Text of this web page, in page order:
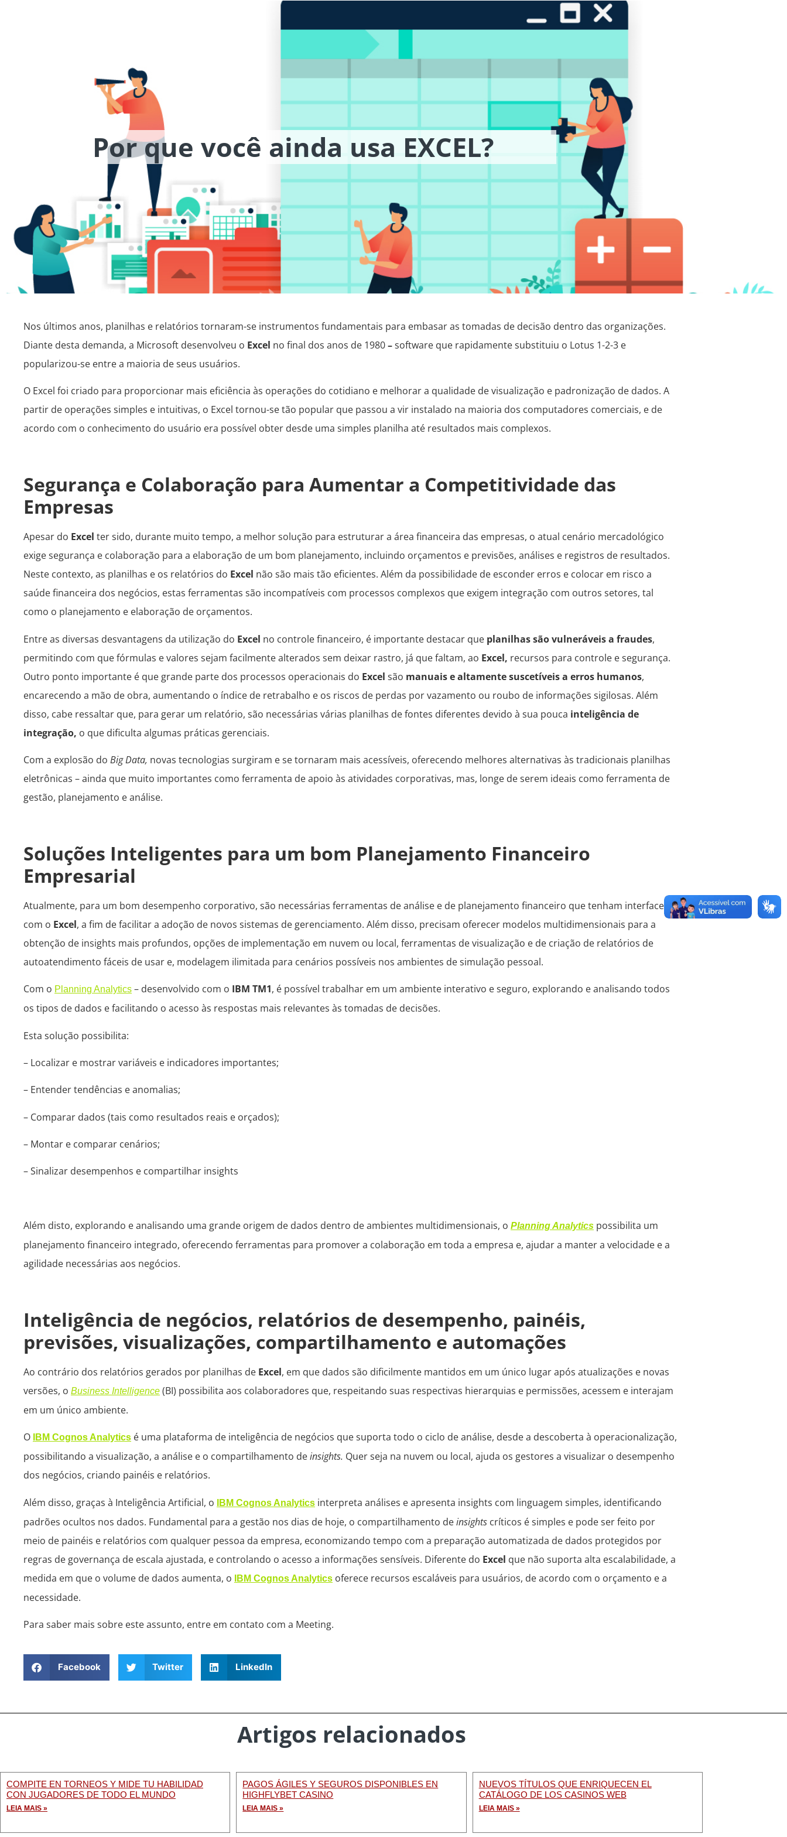
Por que você ainda usa EXCEL?
Nos últimos anos, planilhas e relatórios tornaram-se instrumentos fundamentais para embasar as tomadas de decisão dentro das organizações.
Diante desta demanda, a Microsoft desenvolveu o Excel no final dos anos de 1980–software que rapidamente substituiu o Lotus 1-2-3 e
popularizou-se entre a maioria de seus usuários.
O Excel foi criado para proporcionar mais eficiência às operações do cotidiano e melhorar a qualidade de visualização e padronização de dados. A
partir de operações simples e intuitivas, o Excel tornou-se tão popular que passou a vir instalado na maioria dos computadores comerciais, e de
acordo com o conhecimento do usuário era possível obter desde uma simples planilha até resultados mais complexos.
Segurança e Colaboração para Aumentar a Competitividade das
Empresas
Apesar do Excel ter sido, durante muito tempo, a melhor solução para estruturar a área financeira das empresas, o atual cenário mercadológico
exige segurança e colaboração para a elaboração de um bom planejamento, incluindo orçamentos e previsões, análises e registros de resultados.
Neste contexto, as planilhas e os relatórios do Excel não são mais tão eficientes. Além da possibilidade de esconder erros e colocar em risco a
saúde financeira dos negócios, estas ferramentas são incompatíveis com processos complexos que exigem integração com outros setores, tal
como o planejamento e elaboração de orçamentos.
Entre as diversas desvantagens da utilização do Excel no controle financeiro, é importante destacar que planilhas são vulneráveis a fraudes,
permitindo com que fórmulas e valores sejam facilmente alterados sem deixar rastro, já que faltam, ao Excel, recursos para controle e segurança.
Outro ponto importante é que grande parte dos processos operacionais do Excel são manuais e altamente suscetíveis a erros humanos,
encarecendo a mão de obra, aumentando o índice de retrabalho e os riscos de perdas por vazamento ou roubo de informações sigilosas. Além
disso, cabe ressaltar que, para gerar um relatório, são necessárias várias planilhas de fontes diferentes devido à sua pouca inteligência de
integração, o que dificulta algumas práticas gerenciais.
Com a explosão do Big Data, novas tecnologias surgiram e se tornaram mais acessíveis, oferecendo melhores alternativas às tradicionais planilhas
eletrônicas – ainda que muito importantes como ferramenta de apoio às atividades corporativas, mas, longe de serem ideais como ferramenta de
gestão, planejamento e análise.
Soluções Inteligentes para um bom Planejamento Financeiro
Empresarial
Atualmente, para um bom desempenho corporativo, são necessárias ferramentas de análise e de planejamento financeiro que tenham interface
com o Excel, a fim de facilitar a adoção de novos sistemas de gerenciamento. Além disso, precisam oferecer modelos multidimensionais para a
obtenção de insights mais profundos, opções de implementação em nuvem ou local, ferramentas de visualização e de criação de relatórios de
autoatendimento fáceis de usar e, modelagem ilimitada para cenários possíveis nos ambientes de simulação pessoal.
Com o Planning Analytics – desenvolvido com o IBM TM1, é possível trabalhar em um ambiente interativo e seguro, explorando e analisando todos
os tipos de dados e facilitando o acesso às respostas mais relevantes às tomadas de decisões.
Esta solução possibilita:
– Localizar e mostrar variáveis e indicadores importantes;
– Entender tendências e anomalias;
– Comparar dados (tais como resultados reais e orçados);
– Montar e comparar cenários;
– Sinalizar desempenhos e compartilhar insights
Além disto, explorando e analisando uma grande origem de dados dentro de ambientes multidimensionais, o Planning Analytics possibilita um
planejamento financeiro integrado, oferecendo ferramentas para promover a colaboração em toda a empresa e, ajudar a manter a velocidade e a
agilidade necessárias aos negócios.
Inteligência de negócios, relatórios de desempenho, painéis,
previsões, visualizações, compartilhamento e automações
Ao contrário dos relatórios gerados por planilhas de Excel, em que dados são dificilmente mantidos em um único lugar após atualizações e novas
versões, o Business Intelligence (BI) possibilita aos colaboradores que, respeitando suas respectivas hierarquias e permissões, acessem e interajam
em um único ambiente.
O IBM Cognos Analytics é uma plataforma de inteligência de negócios que suporta todo o ciclo de análise, desde a descoberta à operacionalização,
possibilitando a visualização, a análise e o compartilhamento deinsights. Quer seja na nuvem ou local, ajuda os gestores a visualizar o desempenho
dos negócios, criando painéis e relatórios.
Além disso, graças à Inteligência Artificial, o IBM Cognos Analytics interpreta análises e apresenta insights com linguagem simples, identificando
padrões ocultos nos dados. Fundamental para a gestão nos dias de hoje, o compartilhamento deinsights críticos é simples e pode ser feito por
meio de painéis e relatórios com qualquer pessoa da empresa, economizando tempo com a preparação automatizada de dados protegidos por
regras de governança de escala ajustada, e controlando o acesso a informações sensíveis. Diferente do Excel que não suporta alta escalabilidade, a
medida em que o volume de dados aumenta, o
IBM Cognos Analytics oferece recursos escaláveis para usuários, de acordo com o orçamento e a
necessidade.
Para saber mais sobre este assunto, entre em contato com a Meeting.
Facebook Twitter LinkedIn
Artigos relacionados
COMPITE EN TORNEOS Y MIDE TU HABILIDAD
CON JUGADORES DE TODO EL MUNDO
LEIA MAIS »
PAGOS ÁGILES Y SEGUROS DISPONIBLES EN
HIGHFLYBET CASINO
LEIA MAIS »
NUEVOS TÍTULOS QUE ENRIQUECEN EL
CATÁLOGO DE LOS CASINOS WEB
LEIA MAIS »